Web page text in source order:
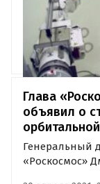
Глава
объявил о
Генеральный
«Роскосмос»